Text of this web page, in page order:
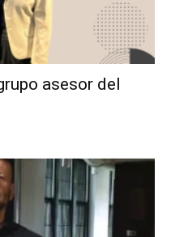
asesor del